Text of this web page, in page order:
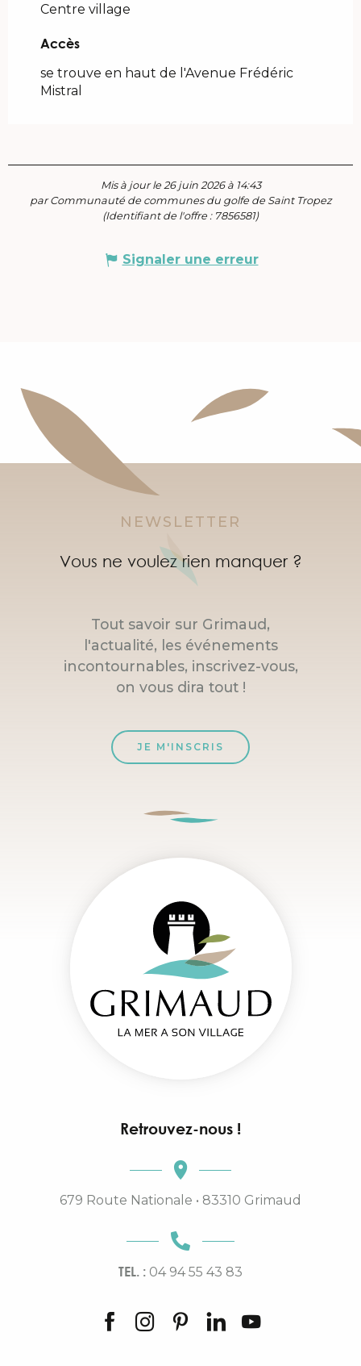
Centre village
Accès
Accès
se trouve en haut de l'Avenue Frédéric
Mistral
Mis à jour le 26 juin 2026 à 14:43
par Communauté de communes du golfe de Saint Tropez
(Identifiant de l'offre : 7856581)
Signaler une erreur
NEWSLETTER
Vous ne voulez rien manquer ?
Tout savoir sur Grimaud,
l'actualité, les événements
incontournables, inscrivez-vous,
on vous dira tout !
JE M'INSCRIS
Retrouvez-nous !
679 Route Nationale • 83310 Grimaud
TEL. : 04 94 55 43 83